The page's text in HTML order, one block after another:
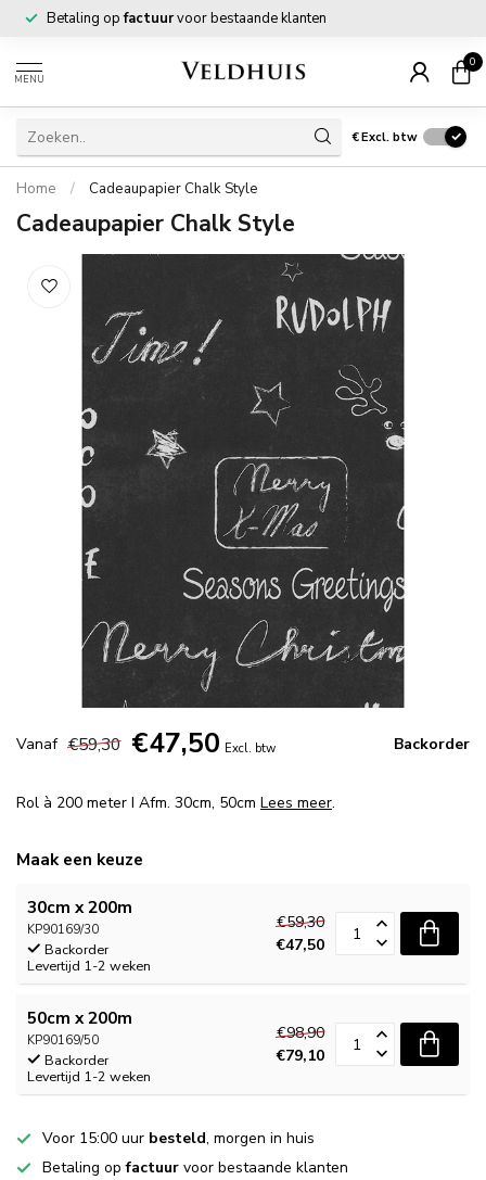
Betaling opfactuurvoor bestaande klanten
MENU
0
€Excl. btw
Home / Cadeaupapier Chalk Style
Cadeaupapier Chalk Style
Vanaf €59,30 €47,50 Excl. btw Backorder
Rol à 200 meter I Afm. 30cm, 50cm Lees meer.
Maak een keuze
30cm x 200m
KP90169/30
Backorder
Levertijd 1-2 weken
€59,30
€47,50
50cm x 200m
KP90169/50
Backorder
Levertijd 1-2 weken
€98,90
€79,10
Voor 15:00 uur besteld, morgen in huis
Betaling opfactuur voor bestaande klanten